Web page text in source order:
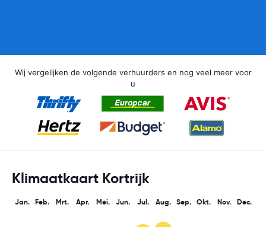
Wij vergelijken de volgende verhuurders en nog veel meer voor
u
Klimaatkaart Kortrijk
Jan. Feb. Mrt. Apr. Mei. Jun. Jul. Aug. Sep. Okt. Nov. Dec.